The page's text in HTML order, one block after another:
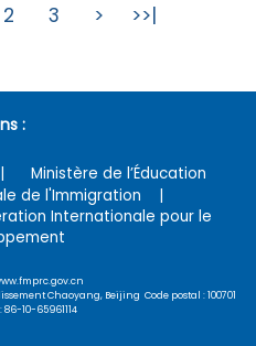
2 3 > >>|
:
Ministère de l’Éducation
de l'Immigration
Internationale pour le
Chaoyang, Beijing Code postal : 100701
10-65961114